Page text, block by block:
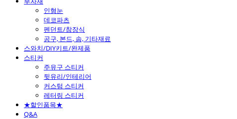
인형눈
데코파츠
펜던트/참장식
공구, 본드, 솜, 기타재료
스와치/DIY키트/완제품
스티커
주유구 스티커
뒷유리/인테리어
커스텀 스티커
레터링 스티커
★할인품목★
Q&A